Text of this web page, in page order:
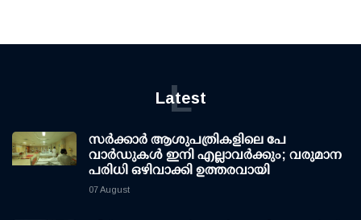
Latest
L
സര്‍ക്കാര്‍ ആശുപത്രികളിലെ പേ
വാര്‍ഡുകള്‍ ഇനി എല്ലാവര്‍ക്കും; വരുമാന
പരിധി ഒഴിവാക്കി ഉത്തരവായി
07 August